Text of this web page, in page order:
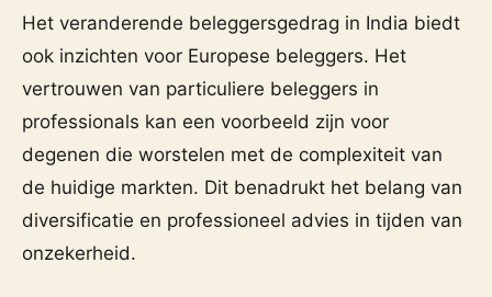
Het veranderende beleggersgedrag in India biedt
ook inzichten voor Europese beleggers. Het
vertrouwen van particuliere beleggers in
professionals kan een voorbeeld zijn voor
degenen die worstelen met de complexiteit van
de huidige markten. Dit benadrukt het belang van
diversificatie en professioneel advies in tijden van
onzekerheid.